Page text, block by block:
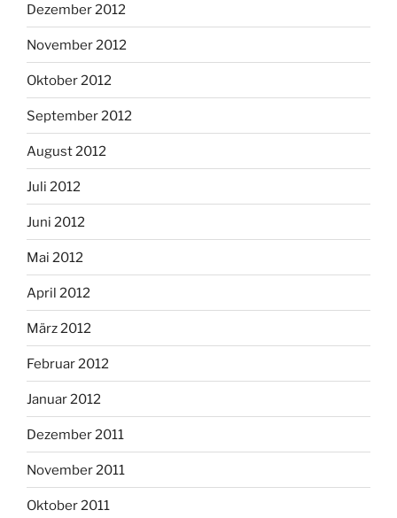
Dezember 2012
November 2012
Oktober 2012
September 2012
August 2012
Juli 2012
Juni 2012
Mai 2012
April 2012
März 2012
Februar 2012
Januar 2012
Dezember 2011
November 2011
Oktober 2011